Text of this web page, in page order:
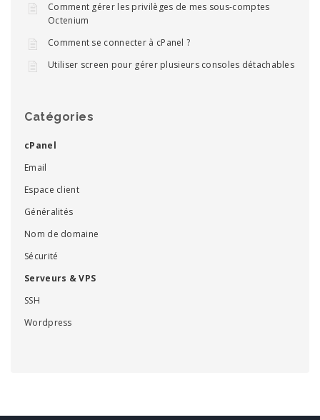
Comment gérer les privilèges de mes sous-comptes
Octenium
Comment se connecter à cPanel ?
Utiliser screen pour gérer plusieurs consoles détachables
Catégories
cPanel
Email
Espace client
Généralités
Nom de domaine
Sécurité
Serveurs & VPS
SSH
Wordpress